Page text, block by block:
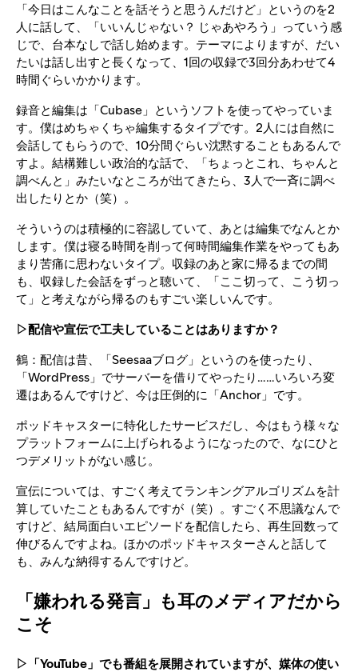
「今日はこんなことを話そうと思うんだけど」というのを2
人に話して、「いいんじゃない？ じゃあやろう」っていう感
じで、台本なしで話し始めます。テーマによりますが、だい
たいは話し出すと長くなって、1回の収録で3回分あわせて4
時間ぐらいかかります。
録音と編集は「Cubase」というソフトを使ってやっていま
す。僕はめちゃくちゃ編集するタイプです。2人には自然に
会話してもらうので、10分間ぐらい沈黙することもあるんで
すよ。結構難しい政治的な話で、「ちょっとこれ、ちゃんと
調べんと」みたいなところが出てきたら、3人で一斉に調べ
出したりとか（笑）。
そういうのは積極的に容認していて、あとは編集でなんとか
します。僕は寝る時間を削って何時間編集作業をやってもあ
まり苦痛に思わないタイプ。収録のあと家に帰るまでの間
も、収録した会話をずっと聴いて、「ここ切って、こう切っ
て」と考えながら帰るのもすごい楽しいんです。
▷配信や宣伝で工夫していることはありますか？
鶴：配信は昔、「Seesaaブログ」というのを使ったり、
「WordPress」でサーバーを借りてやったり……いろいろ変
遷はあるんですけど、今は圧倒的に「Anchor」です。
ポッドキャスターに特化したサービスだし、今はもう様々な
プラットフォームに上げられるようになったので、なにひと
つデメリットがない感じ。
宣伝については、すごく考えてランキングアルゴリズムを計
算していたこともあるんですが（笑）。すごく不思議なんで
すけど、結局面白いエピソードを配信したら、再生回数って
伸びるんですよね。ほかのポッドキャスターさんと話して
も、みんな納得するんですけど。
「嫌われる発言」も耳のメディアだから
こそ
▷「YouTube」でも番組を展開されていますが、媒体の使い